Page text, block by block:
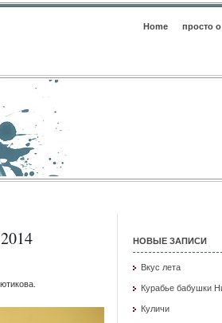
Home просто
НОВЫЕ ЗАПИСИ
Вкус лета
Курабье бабушки
Куличи